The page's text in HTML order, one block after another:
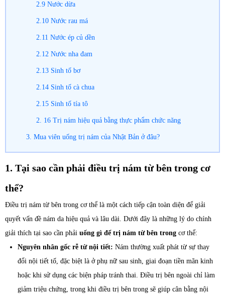
2.9 Nước dừa
2.10 Nước rau má
2.11 Nước ép củ dền
2.12 Nước nha đam
2.13 Sinh tố bơ
2.14 Sinh tố cà chua
2.15 Sinh tố tía tô
2. 16 Trị nám hiệu quả bằng thực phẩm chức năng
3. Mua viên uống trị nám của Nhật Bản ở đâu?
1. Tại sao cần phải điều trị nám từ bên trong cơ
thể?
Điều trị nám từ bên trong cơ thể là một cách tiếp cận toàn diện để giải
quyết vấn đề nám da hiệu quả và lâu dài. Dưới đây là những lý do chính
giải thích tại sao cần phải uống gì để trị nám từ bên trong cơ thể:
Nguyên nhân gốc rễ từ nội tiết: Nám thường xuất phát từ sự thay
đổi nội tiết tố, đặc biệt là ở phụ nữ sau sinh, giai đoạn tiền mãn kinh
hoặc khi sử dụng các biện pháp tránh thai. Điều trị bên ngoài chỉ làm
giảm triệu chứng, trong khi điều trị bên trong sẽ giúp cân bằng nội